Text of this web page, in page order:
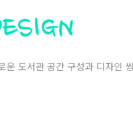
운 도서관 공간 구성과 디자인